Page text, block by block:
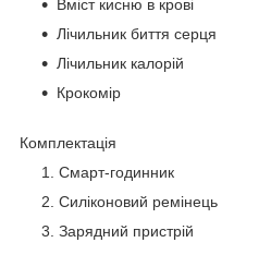
Вміст кисню в крові
Лічильник биття серця
Лічильник калорій
Крокомір
Комплектація
Смарт-годинник
Силіконовий ремінець
Зарядний пристрій